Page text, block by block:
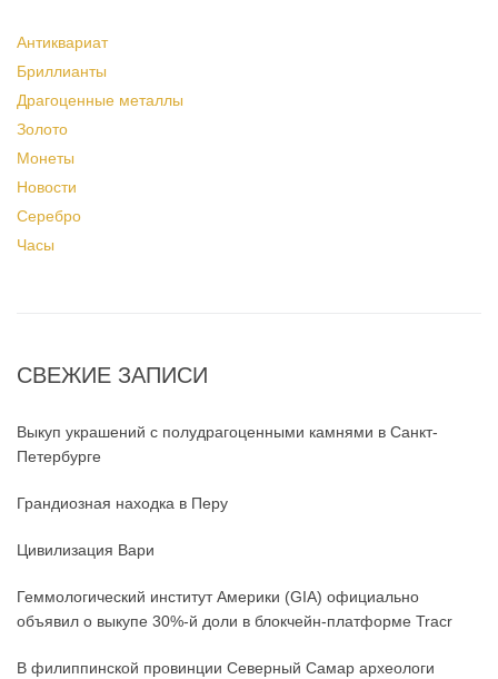
Антиквариат
Бриллианты
Драгоценные металлы
Золото
Монеты
Новости
Серебро
Часы
СВЕЖИЕ ЗАПИСИ
Выкуп украшений с полудрагоценными камнями в Санкт-
Петербурге
Грандиозная находка в Перу
Цивилизация Вари
Геммологический институт Америки (GIA) официально
объявил о выкупе 30%-й доли в блокчейн-платформе Tracr
В филиппинской провинции Северный Самар археологи